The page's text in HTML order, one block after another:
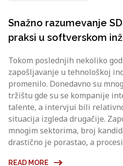
Snažno razumevanje
praksi u softverskom
Tokom poslednjih nekoliko
zapošljavanje u tehnološkoj
promenilo. Donedavno su
tržištu gde su se kompanije
talente, a intervjui bili
situacija izgleda drugačije.
mnogim sektorima, broj
drastično je porastao, a
READ MORE